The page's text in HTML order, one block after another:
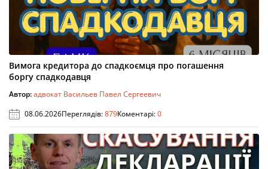
Вимога кредитора до спадкоємця про погашення
боргу спадкодавця
Автор:адвокат Васильев Павел Сергеевич
08.06.2026Переглядів:879Коментарі:0